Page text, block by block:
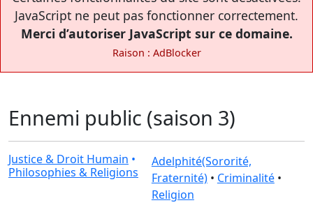
JavaScript ne peut pas fonctionner correctement.
Merci d’autoriser JavaScript sur ce domaine.
Raison : AdBlocker
Ennemi public (saison 3)
Justice & Droit Humain •
Philosophies & Religions
Adelphité(Sororité,
Fraternité)• Criminalité•
Religion